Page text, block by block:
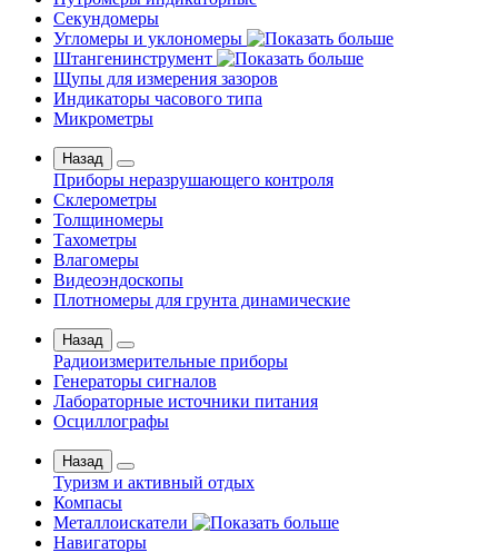
Секундомеры
Угломеры и уклономеры
Штангенинструмент
Щупы для измерения зазоров
Индикаторы часового типа
Микрометры
Назад
Приборы неразрушающего контроля
Склерометры
Толщиномеры
Тахометры
Влагомеры
Видеоэндоскопы
Плотномеры для грунта динамические
Назад
Радиоизмерительные приборы
Генераторы сигналов
Лабораторные источники питания
Осциллографы
Назад
Туризм и активный отдых
Компасы
Металлоискатели
Навигаторы